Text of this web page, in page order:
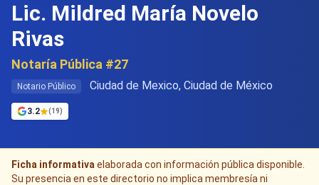
Lic. Mildred María Novelo
Rivas
Notaría Pública #27
Notario Público Ciudad de Mexico, Ciudad de México
3.2 (19)
Ficha informativa elaborada con información pública disponible.
Su presencia en este directorio no implica membresía ni